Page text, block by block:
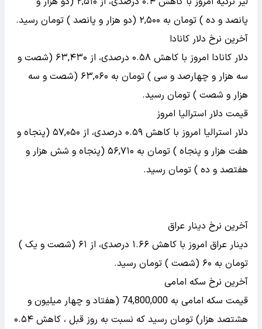
پانصد و ده ) تومان به ۲,۵۰۰ (دو هزار و پانصد ) تومان رسید.
آخرین نرخ دلار کانادا
دلار کانادا امروز با کاهش ۰.۵۸ درصدی، از ۶۳,۴۳۰ (شصت و
سه هزار و چهارصد و سی ) تومان به ۶۳,۰۶۰ (شصت و سه
هزار و شصت ) تومان رسید.
قیمت دلار استرالیا امروز
دلار استرالیا امروز با کاهش ۰.۵۹ درصدی، از ۵۷,۰۵۰ (پنجاه و
هفت هزار و پنجاه ) تومان به ۵۶,۷۱۰ (پنجاه و شش هزار و
هفتصد و ده ) تومان رسید.
آخرین نرخ دینار عراق
دینار عراق امروز با کاهش ۱.۶۶ درصدی، از ۶۱ (شصت و یک )
تومان به ۶۰ (شصت ) تومان رسید.
آخرین نرخ سکه امامی
قیمت سکه امامی به 74,800,000 (هفتاد و چهار میلیون و
هشتصد هزار) تومان رسید که نسبت به روز قبل ، کاهش ۰.۵۴